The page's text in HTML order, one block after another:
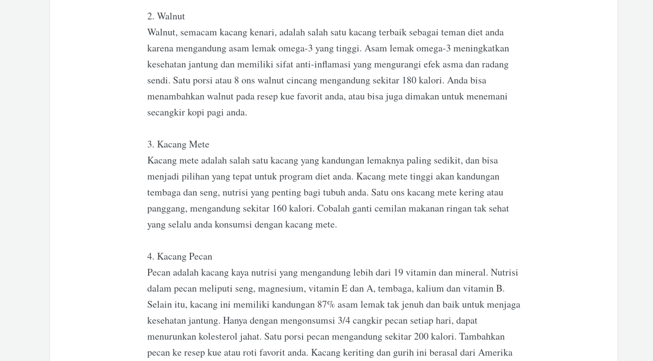
2. Walnut
Walnut, semacam kacang kenari, adalah salah satu kacang terbaik sebagai teman diet anda
karena mengandung asam lemak omega-3 yang tinggi. Asam lemak omega-3 meningkatkan
kesehatan jantung dan memiliki sifat anti-inflamasi yang mengurangi efek asma dan radang
sendi. Satu porsi atau 8 ons walnut cincang mengandung sekitar 180 kalori. Anda bisa
menambahkan walnut pada resep kue favorit anda, atau bisa juga dimakan untuk menemani
secangkir kopi pagi anda.
3. Kacang Mete
Kacang mete adalah salah satu kacang yang kandungan lemaknya paling sedikit, dan bisa
menjadi pilihan yang tepat untuk program diet anda. Kacang mete tinggi akan kandungan
tembaga dan seng, nutrisi yang penting bagi tubuh anda. Satu ons kacang mete kering atau
panggang, mengandung sekitar 160 kalori. Cobalah ganti cemilan makanan ringan tak sehat
yang selalu anda konsumsi dengan kacang mete.
4. Kacang Pecan
Pecan adalah kacang kaya nutrisi yang mengandung lebih dari 19 vitamin dan mineral. Nutrisi
dalam pecan meliputi seng, magnesium, vitamin E dan A, tembaga, kalium dan vitamin B.
Selain itu, kacang ini memiliki kandungan 87% asam lemak tak jenuh dan baik untuk menjaga
kesehatan jantung. Hanya dengan mengonsumsi 3/4 cangkir pecan setiap hari, dapat
menurunkan kolesterol jahat. Satu porsi pecan mengandung sekitar 200 kalori. Tambahkan
pecan ke resep kue atau roti favorit anda. Kacang keriting dan gurih ini berasal dari Amerika